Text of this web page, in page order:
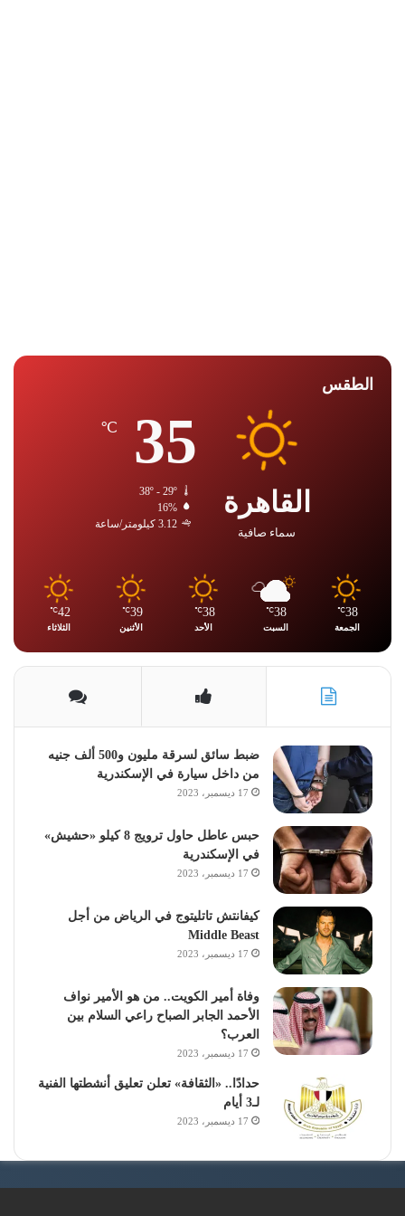
الطقس
القاهرة
سماء صافية
35
℃
38º - 29º
16%
3.12 كيلومتر/ساعة
38
℃
الجمعة
38
℃
السبت
38
℃
الأحد
39
℃
الأثنين
42
℃
الثلاثاء
ضبط سائق لسرقة مليون و500 ألف جنيه
من داخل سيارة في الإسكندرية
17 ديسمبر، 2023
حبس عاطل حاول ترويج 8 كيلو «حشيش»
في الإسكندرية
17 ديسمبر، 2023
كيفانتش تاتليتوج في الرياض من أجل
Middle Beast
17 ديسمبر، 2023
وفاة أمير الكويت.. من هو الأمير نواف
الأحمد الجابر الصباح راعي السلام بين
العرب؟
17 ديسمبر، 2023
حدادًا.. «الثقافة» تعلن تعليق أنشطتها الفنية
لـ3 أيام
17 ديسمبر، 2023